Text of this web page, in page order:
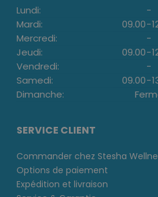
Lundi: -
Mardi:
09.00-
Mercredi:
-
Jeudi:
09.00-
Vendredi:
-
Samedi:
09.00-
Dimanche:
SERVICE CLIENT
Commander chez Stesha
Options de paiement
Expédition et livraison